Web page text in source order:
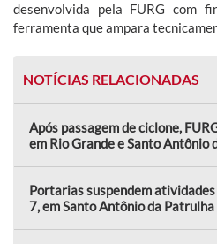
desenvolvida pela FURG com
ferramenta que ampara
NOTÍCIAS RELACIONADAS
Após passagem de ciclone,
em Rio Grande e Santo Antônio
Portarias suspendem
7, em Santo Antônio da